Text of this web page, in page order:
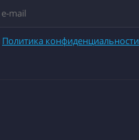
Политика конфиденциальности